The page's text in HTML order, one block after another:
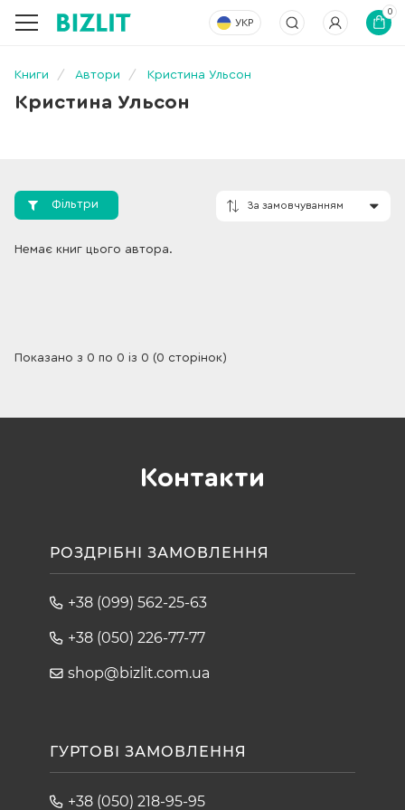
УКР
0
Книги Автори Кристина Ульсон
Кристина Ульсон
Фільтри
Немає книг цього автора.
Показано з 0 по 0 із 0 (0 сторінок)
Контакти
РОЗДРІБНІ ЗАМОВЛЕННЯ
+38 (099) 562-25-63
+38 (050) 226-77-77
shop@bizlit.com.ua
ГУРТОВІ ЗАМОВЛЕННЯ
+38 (050) 218-95-95